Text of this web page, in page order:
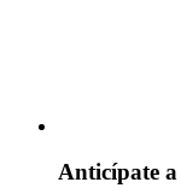
Anticípate a